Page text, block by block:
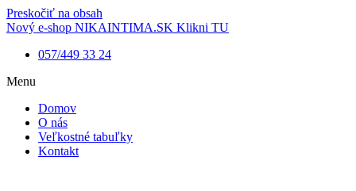
Preskočiť na obsah
Nový e-shop NIKAINTIMA.SK Klikni TU
057/449 33 24
Menu
Domov
O nás
Veľkostné tabuľky
Kontakt